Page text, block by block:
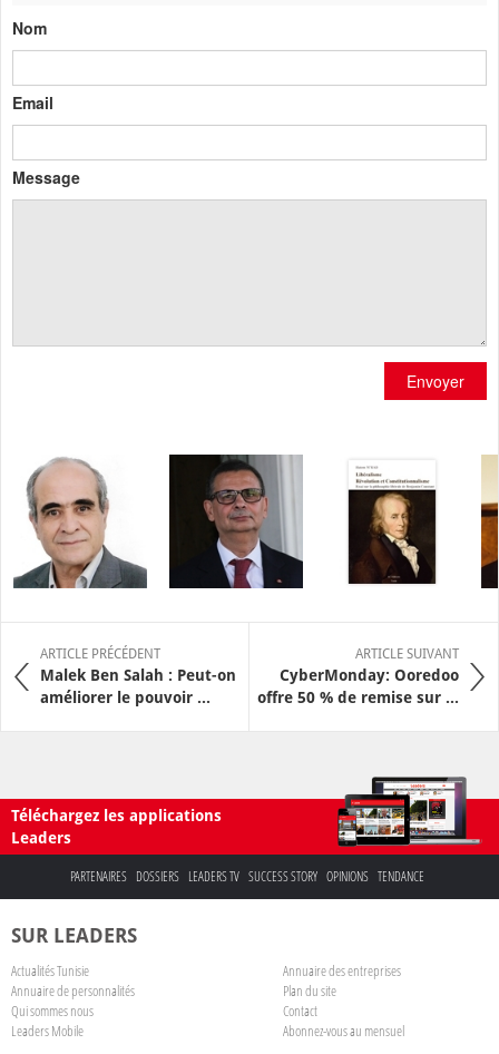
Nom
Email
Message
Envoyer
ARTICLE PRÉCÉDENT
Malek Ben Salah : Peut-on
améliorer le pouvoir ...
ARTICLE SUIVANT
CyberMonday: Ooredoo
offre 50 % de remise sur ...
Téléchargez les applications
Leaders
PARTENAIRES DOSSIERS LEADERS TV SUCCESS STORY OPINIONS TENDANCE
SUR LEADERS
Actualités Tunisie
Annuaire des entreprises
Annuaire de personnalités
Plan du site
Qui sommes nous
Contact
Leaders Mobile
Abonnez-vous au mensuel